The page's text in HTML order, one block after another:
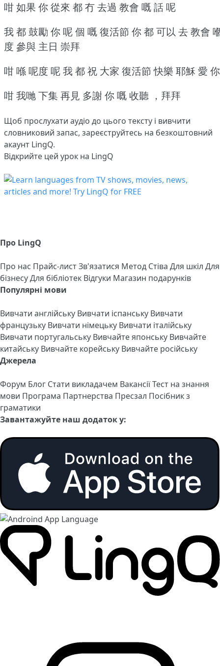
咁 如果 你 從來 都 冇 去過 教會 嘅 話 呢
我 都 鼓勵 你 呢 個 嘅 復活節 你 都 可以 去 教會
度 參與 主日 崇拜
咁 喺 呢度 呢 我 都 祝 大家 復活節 快樂 耶穌 愛 你
咁 我哋 下集 再見 多謝 你 嘅 收聽 ，拜拜
Щоб прослухати аудіо до цього тексту і вивчити
словниковий запас, зареєструйтесь на безкоштовний
акаунт LingQ.
Відкрийте цей урок на LingQ
Про LingQ
Про нас Прайс-листЗв'язатися Метод Стіва Для шкіл Для
бізнесуДля бібліотек Відгуки Магазин подарунків
Популярні мови
Вивчати англійську Вивчати іспанську Вивчати
французьку Вивчати німецьку Вивчати італійську
Вивчати португальську Вивчайте японську Вивчайте
китайську Вивчайте корейську Вивчайте російську
Джерела
Форум Блог Стати викладачем ВакансіїТест на знання
мови Програма Партнерства Пресзал Посібник з
граматики
Завантажуйте наш додаток у: